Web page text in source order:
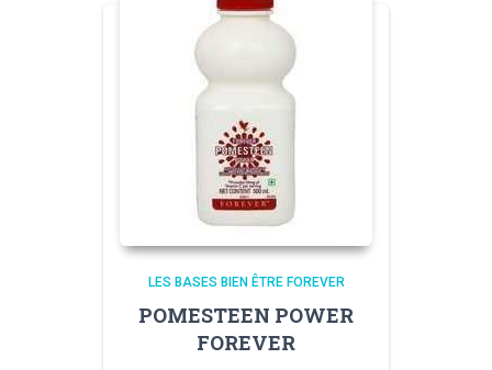
LES BASES BIEN ÊTRE FOREVER
POMESTEEN POWER
FOREVER